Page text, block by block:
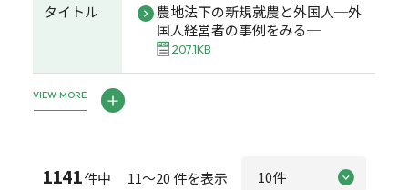
タイトル
農地法下の新規就農と外国人─外
国人経営者の事例をみる─
207.1KB
VIEW MORE
1141件中 11～20 件を表示